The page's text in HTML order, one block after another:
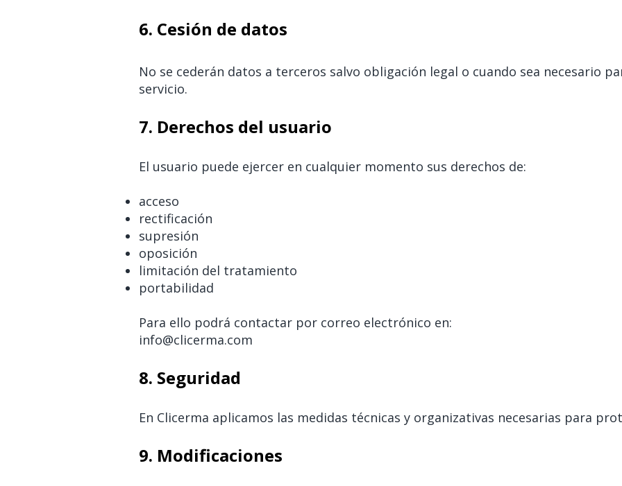
6. Cesión de datos
No se cederán datos a terceros salvo obligación legal o cuando sea necesario
servicio.
7. Derechos del usuario
El usuario puede ejercer en cualquier momento sus derechos de:
acceso
rectificación
supresión
oposición
limitación del tratamiento
portabilidad
Para ello podrá contactar por correo electrónico en:
info@clicerma.com
8. Seguridad
En Clicerma aplicamos las medidas técnicas y organizativas necesarias para
9. Modificaciones